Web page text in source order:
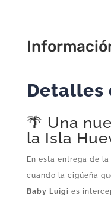
Juego
Nintendo
cantidad
Detalles
🌴 Una
la Isla
En esta entrega de
cuando la cigüeña
Baby Luigi es